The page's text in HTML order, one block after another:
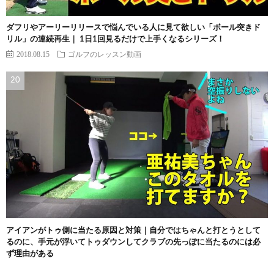
ダフリやアーリーリリースで悩んでいる人に見て欲しい「ボール突きド
リル」の連続再生｜ 1日1回見るだけで上手くなるシリーズ！
2018.08.15 ゴルフのレッスン動画
アイアンがトゥ側に当たる原因と対策｜自分ではちゃんと打とうとして
るのに、手元が浮いてトゥダウンしてクラブの先っぽに当たるのには必
ず理由がある